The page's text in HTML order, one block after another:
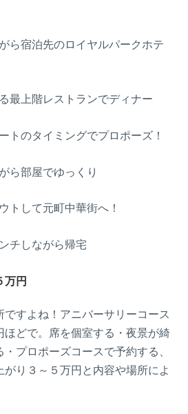
ら宿泊先のロイヤルパークホテ
最上階レストランでディナー
トのタイミングでプロポーズ！
ら部屋でゆっくり
トして元町中華街へ！
チしながら帰宅
万円
すよね！アニバーサリーコース
ほどで。席を個室する・夜景が綺
プロポーズコースで予約する、
り３～５万円と内容や場所によ